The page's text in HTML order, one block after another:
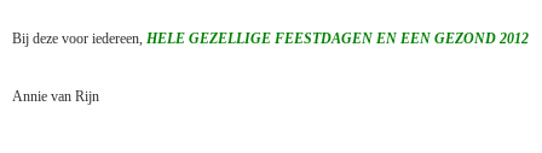
Bij deze voor iedereen, HELE GEZELLIGE FEESTDAGEN EN EEN GEZOND 2012
Annie van Rijn